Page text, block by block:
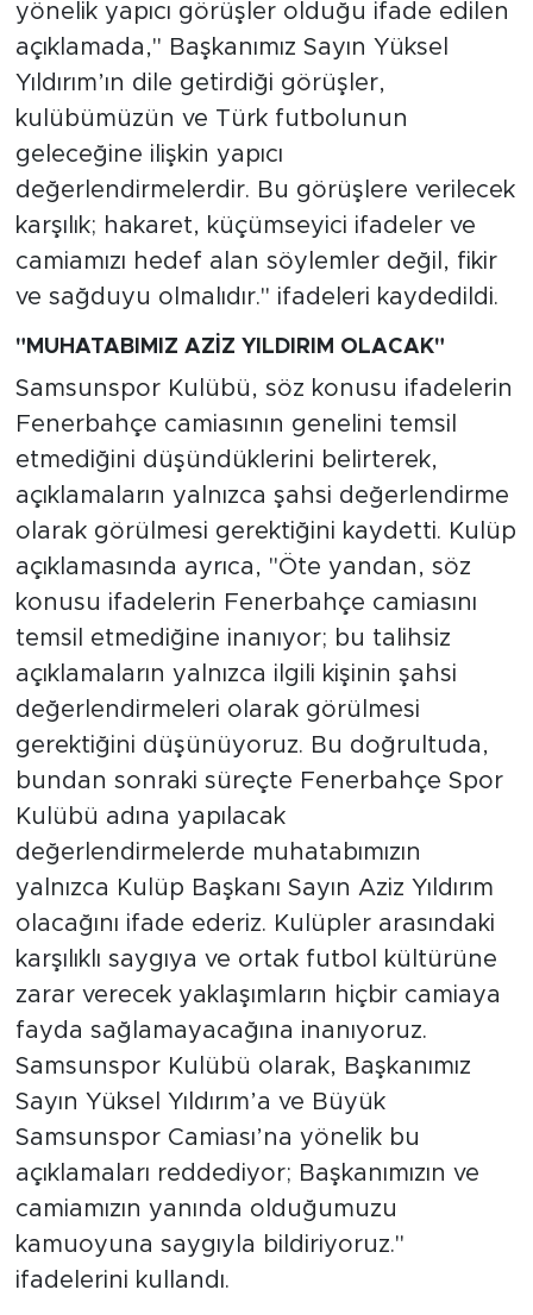
yönelik yapıcı görüşler olduğu ifade edilen
açıklamada," Başkanımız Sayın Yüksel
Yıldırım’ın dile getirdiği görüşler,
kulübümüzün ve Türk futbolunun
geleceğine ilişkin yapıcı
değerlendirmelerdir. Bu görüşlere verilecek
karşılık; hakaret, küçümseyici ifadeler ve
camiamızı hedef alan söylemler değil, fikir
ve sağduyu olmalıdır." ifadeleri kaydedildi.
"MUHATABIMIZ AZİZ YILDIRIM OLACAK"
Samsunspor Kulübü, söz konusu ifadelerin
Fenerbahçe camiasının genelini temsil
etmediğini düşündüklerini belirterek,
açıklamaların yalnızca şahsi değerlendirme
olarak görülmesi gerektiğini kaydetti. Kulüp
açıklamasında ayrıca, "Öte yandan, söz
konusu ifadelerin Fenerbahçe camiasını
temsil etmediğine inanıyor; bu talihsiz
açıklamaların yalnızca ilgili kişinin şahsi
değerlendirmeleri olarak görülmesi
gerektiğini düşünüyoruz. Bu doğrultuda,
bundan sonraki süreçte Fenerbahçe Spor
Kulübü adına yapılacak
değerlendirmelerde muhatabımızın
yalnızca Kulüp Başkanı Sayın Aziz Yıldırım
olacağını ifade ederiz. Kulüpler arasındaki
karşılıklı saygıya ve ortak futbol kültürüne
zarar verecek yaklaşımların hiçbir camiaya
fayda sağlamayacağına inanıyoruz.
Samsunspor Kulübü olarak, Başkanımız
Sayın Yüksel Yıldırım’a ve Büyük
Samsunspor Camiası’na yönelik bu
açıklamaları reddediyor; Başkanımızın ve
camiamızın yanında olduğumuzu
kamuoyuna saygıyla bildiriyoruz."
ifadelerini kullandı.